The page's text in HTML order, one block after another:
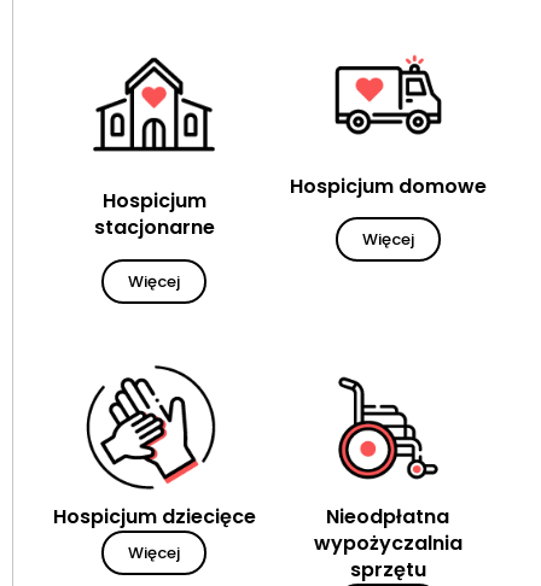
Hospicjum
stacjonarne
Więcej
Hospicjum domowe
Więcej
Hospicjum dziecięce
Więcej
Nieodpłatna
wypożyczalnia
sprzętu